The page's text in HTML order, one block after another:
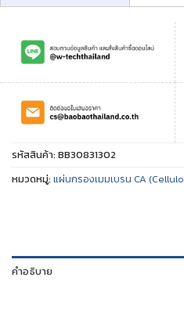
รหัสสินค้า: BB30831302
หมวดหมู่: แผ่นกรองเมมเบรน CA
คำอธิบาย